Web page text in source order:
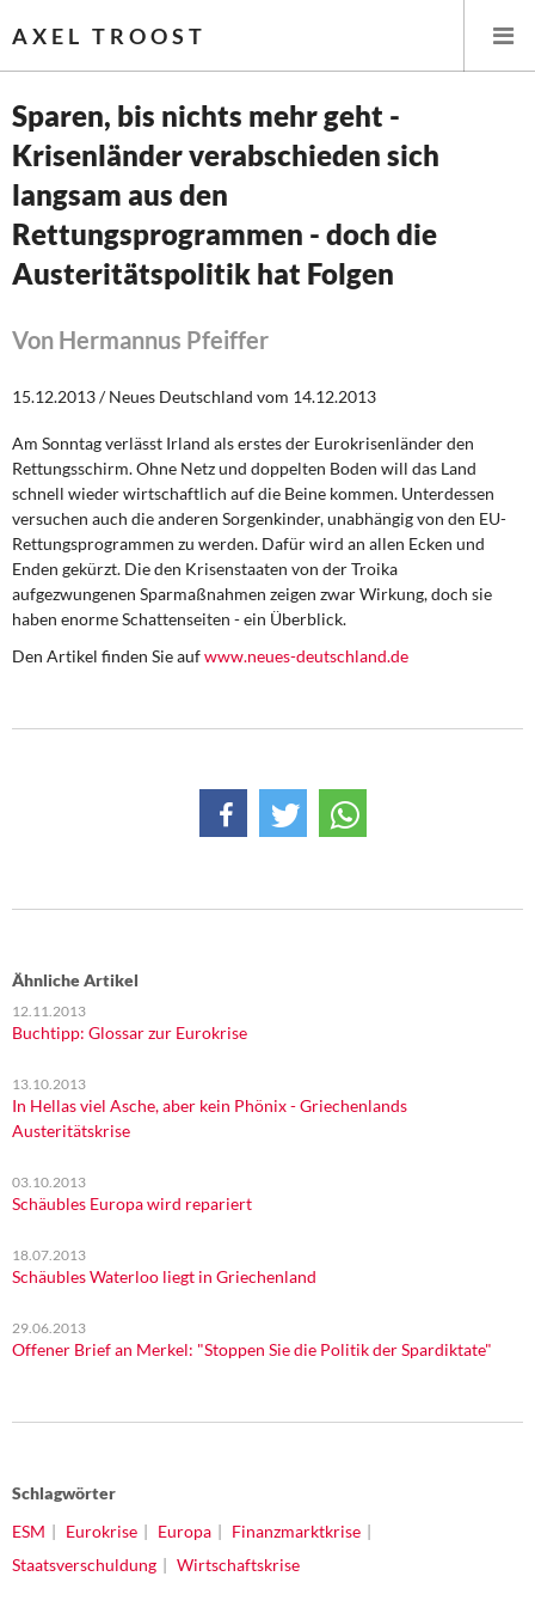
AXEL TROOST
Startseite
Themen
Leitlinien linker Wirtschafts- und Finanzpolitik
Wirtschaftspolitik
Steuer- und Finanzpolitik
Öffentliche Infrastruktur und Daseinsvorsorge
Eurokrise und Griechenland
DIE LINKE
Weitere Themen
Memo-Gruppe
Sparen, bis nichts mehr geht -
Krisenländer verabschieden sich
langsam aus den
Rettungsprogrammen - doch die
Austeritätspolitik hat Folgen
Von Hermannus Pfeiffer
15.12.2013 / Neues Deutschland vom 14.12.2013
Am Sonntag verlässt Irland als erstes der Eurokrisenländer den
Rettungsschirm. Ohne Netz und doppelten Boden will das Land
schnell wieder wirtschaftlich auf die Beine kommen. Unterdessen
versuchen auch die anderen Sorgenkinder, unabhängig von den EU-
Rettungsprogrammen zu werden. Dafür wird an allen Ecken und
Enden gekürzt. Die den Krisenstaaten von der Troika
aufgezwungenen Sparmaßnahmen zeigen zwar Wirkung, doch sie
haben enorme Schattenseiten - ein Überblick.
Den Artikel finden Sie aufwww.neues-deutschland.de
Ähnliche Artikel
12.11.2013
Buchtipp: Glossar zur Eurokrise
13.10.2013
In Hellas viel Asche, aber kein Phönix - Griechenlands
Austeritätskrise
03.10.2013
Schäubles Europa wird repariert
18.07.2013
Schäubles Waterloo liegt in Griechenland
29.06.2013
Offener Brief an Merkel: "Stoppen Sie die Politik der Spardiktate"
Schlagwörter
ESM
Eurokrise Europa
Finanzmarktkrise
Staatsverschuldung
Wirtschaftskrise